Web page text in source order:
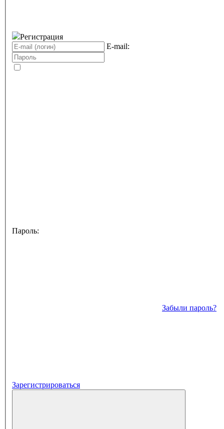
Регистрация
E-mail:
Пароль:
Забыли пароль?
Зарегистрироваться